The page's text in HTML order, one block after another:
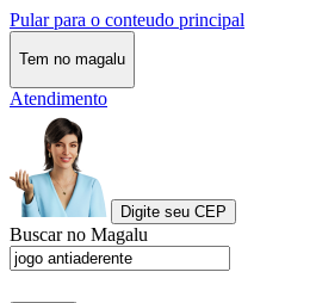
Pular para o conteudo principal
Tem no magalu
Atendimento
Digite seu CEP
Buscar no Magalu